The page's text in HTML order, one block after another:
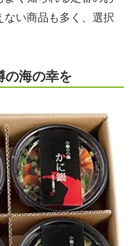
い商品も多く、選択
の海の幸を